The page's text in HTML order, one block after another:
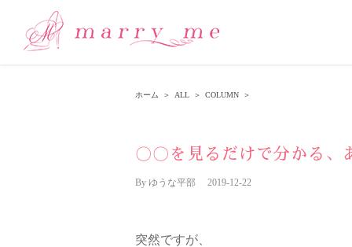
ホーム ＞ ALL ＞ COLUMN ＞
〇〇を見るだけで分かる、
By ゆうな平部 2019-12-22
突然ですが、